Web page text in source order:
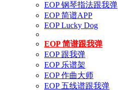
EOP 钢琴指法跟我弹
EOP 简谱APP
EOP Lucky Dog
EOP 简谱跟我弹
EOP 跟我弹
EOP 乐谱架
EOP 作曲大师
EOP 五线谱跟我弹